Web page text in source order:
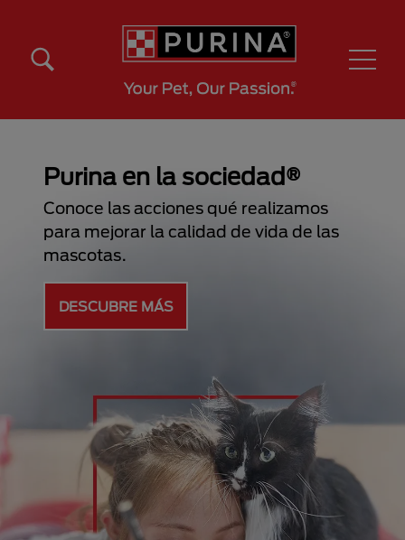
Purina en la sociedad®
Conoce las acciones qué realizamos
para mejorar la calidad de vida de las
mascotas.
DESCUBRE MÁS